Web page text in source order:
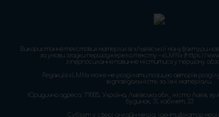
Використання текстових матеріалів «Львівської мануфактури
за умови згадки першоджерела тексту – «LMN» (https://
гіперпосилання повинне міститися у першому
Редакція «LMN» може не розділяти позицію авторів
відповідальність за їхні матеріали.
Юридична адреса: 79005, Україна, Львівська обл., місто Львів,
будинок, 31, кабінет, 23
Cуб'єкт у сфері онлайн-медіа; ідентифікатор медіа